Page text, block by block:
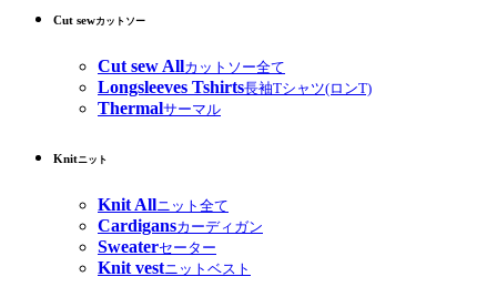
Cut sewカットソー
Cut sew Allカットソー全て
Longsleeves Tshirts長袖Tシャツ(ロンT)
Thermalサーマル
Knitニット
Knit Allニット全て
Cardigansカーディガン
Sweaterセーター
Knit vestニットベスト